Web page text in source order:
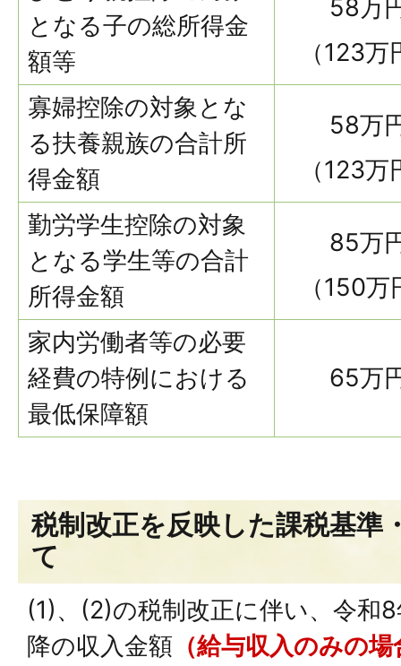
となる子の総所得金
額等
58万
（123万
寡婦控除の対象とな
る扶養親族の合計所
得金額
58万
（123万
勤労学生控除の対象
となる学生等の合計
所得金額
85万
（150万
家内労働者等の必要
経費の特例における
最低保障額
65万
税制改正を反映した課税基準
て
(1)、(2)の税制改正に伴い、令和
降の収入金額 （給与収入のみの